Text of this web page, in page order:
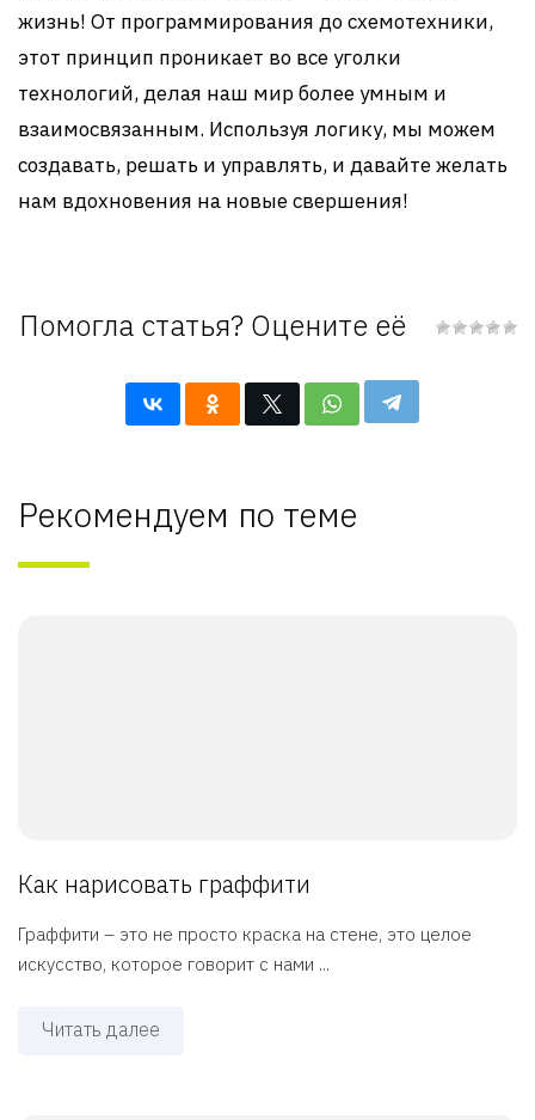
жизнь! От программирования до схемотехники,
этот принцип проникает во все уголки
технологий, делая наш мир более умным и
взаимосвязанным. Используя логику, мы можем
создавать, решать и управлять, и давайте желать
нам вдохновения на новые свершения!
Помогла статья? Оцените её
Рекомендуем по теме
Как нарисовать граффити
Граффити – это не просто краска на стене, это целое
искусство, которое говорит с нами ...
Читать далее